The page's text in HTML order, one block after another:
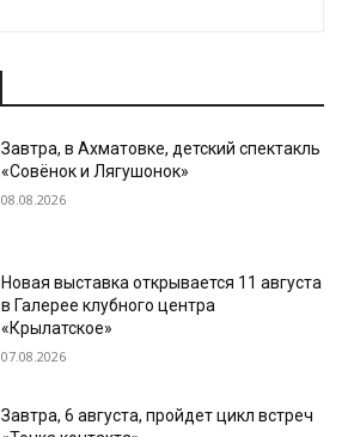
Завтра, в Ахматовке, детский спектакль
«Совёнок и Лягушонок»
08.08.2026
Новая выставка открывается 11 августа
в Галерее клубного центра
«Крылатское»
07.08.2026
Завтра, 6 августа, пройдет цикл встреч